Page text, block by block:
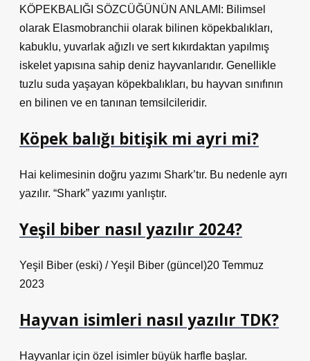
KÖPEKBALIĞI SÖZCÜĞÜNÜN ANLAMI: Bilimsel
olarak Elasmobranchii olarak bilinen köpekbalıkları,
kabuklu, yuvarlak ağızlı ve sert kıkırdaktan yapılmış
iskelet yapısına sahip deniz hayvanlarıdır. Genellikle
tuzlu suda yaşayan köpekbalıkları, bu hayvan sınıfının
en bilinen ve en tanınan temsilcileridir.
Köpek balığı bitişik mi ayri mi?
Hai kelimesinin doğru yazımı Shark’tır. Bu nedenle ayrı
yazılır. “Shark” yazımı yanlıştır.
Yeşil biber nasıl yazılır 2024?
Yeşil Biber (eski) / Yeşil Biber (güncel)20 Temmuz
2023
Hayvan isimleri nasıl yazılır TDK?
Hayvanlar için özel isimler büyük harfle başlar.